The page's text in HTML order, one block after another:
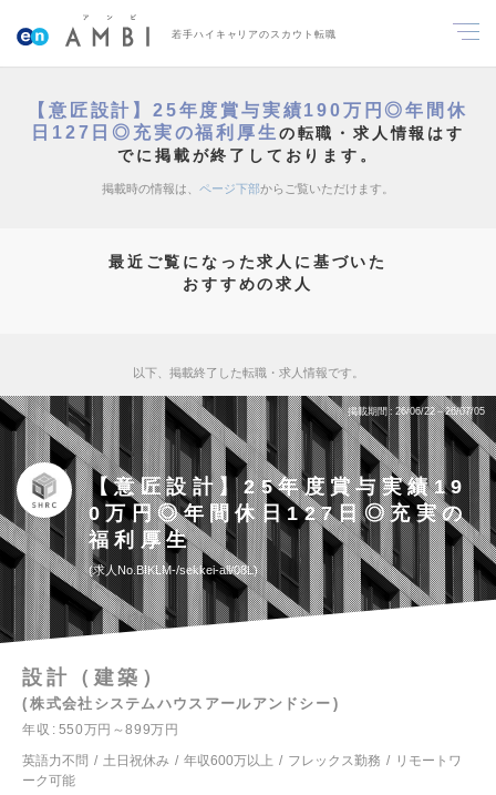
若手ハイキャリアのスカウト転職
【意匠設計】25年度賞与実績190万円◎年間休
日127日◎充実の福利厚生 の転職・求人情報はす
でに掲載が終了しております。
掲載時の情報は、 ページ下部からご覧いただけます。
最近ご覧になった求人に基づいた
おすすめの求人
以下、掲載終了した転職・求人情報です。
掲載期間 26/06/22～26/07/05
【意匠設計】25年度賞与実績19
0万円◎年間休日127日◎充実の
福利厚生
求人No.BIKLM-/sekkei-all/08L
設計（建築）
株式会社システムハウスアールアンドシー
年収
550万円～899万円
英語力不問
土日祝休み 年収600万以上 フレックス勤務
リモートワ
ーク可能